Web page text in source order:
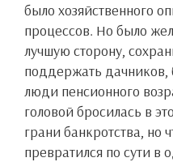
было хозяйственного
процессов. Но было
лучшую сторону,
поддержать дачников,
люди пенсионного
головой бросилась в
грани банкротства, но
превратился по сути в